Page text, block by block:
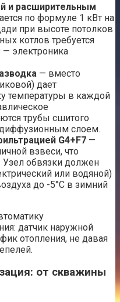
и расширительным
по формуле 1 кВт на
при высоте потолков
котлов требуется
— электроника
— вместо
дает
температуры в каждой
трубы сшитого
слоем.
G4+F7 —
взвеси, что
Узел обвязки должен
или водяной)
до -5°C в зимний
датчик наружной
отопления, не давая
от скважины